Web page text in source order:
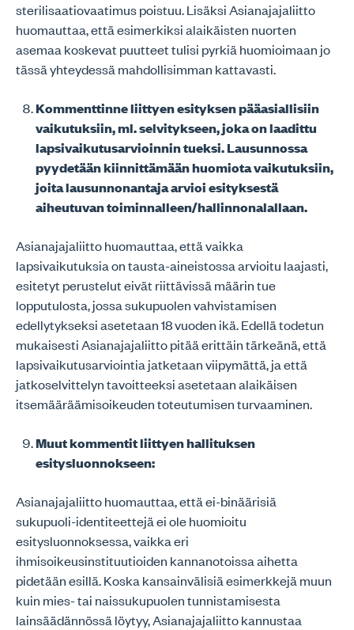
sterilisaatiovaatimus poistuu. Lisäksi Asianajajaliitto
huomauttaa, että esimerkiksi alaikäisten nuorten
asemaa koskevat puutteet tulisi pyrkiä huomioimaan jo
tässä yhteydessä mahdollisimman kattavasti.
Kommenttinne liittyen esityksen pääasiallisiin
vaikutuksiin, ml. selvitykseen, joka on laadittu
lapsivaikutusarvioinnin tueksi. Lausunnossa
pyydetään kiinnittämään huomiota vaikutuksiin,
joita lausunnonantaja arvioi esityksestä
aiheutuvan toiminnalleen/hallinnonalallaan.
Asianajajaliitto huomauttaa, että vaikka
lapsivaikutuksia on tausta-aineistossa arvioitu laajasti,
esitetyt perustelut eivät riittävissä määrin tue
lopputulosta, jossa sukupuolen vahvistamisen
edellytykseksi asetetaan 18 vuoden ikä. Edellä todetun
mukaisesti Asianajajaliitto pitää erittäin tärkeänä, että
lapsivaikutusarviointia jatketaan viipymättä, ja että
jatkoselvittelyn tavoitteeksi asetetaan alaikäisen
itsemääräämisoikeuden toteutumisen turvaaminen.
Muut kommentit liittyen hallituksen
esitysluonnokseen:
Asianajajaliitto huomauttaa, että ei-binäärisiä
sukupuoli-identiteettejä ei ole huomioitu
esitysluonnoksessa, vaikka eri
ihmisoikeusinstituutioiden kannanotoissa aihetta
pidetään esillä. Koska kansainvälisiä esimerkkejä muun
kuin mies- tai naissukupuolen tunnistamisesta
lainsäädännössä löytyy, Asianajajaliitto kannustaa